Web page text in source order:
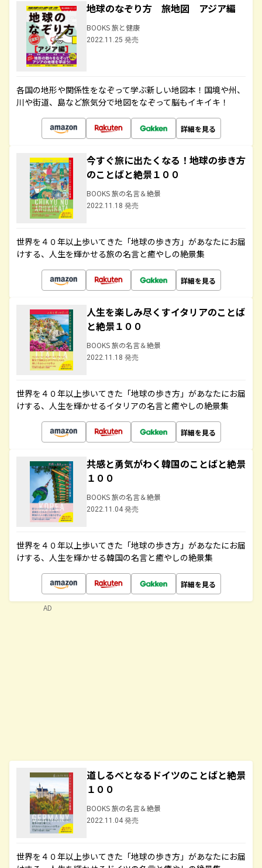
地球のなぞり方 旅地図 アジア編
BOOKS 旅と健康
2022.11.25 発売
各国の地形や関係性をなぞって学ぶ新しい地図本！国境や州、
川や街道、島など旅気分で地図をなぞって脳もイキイキ！
詳細を見る
今すぐ旅に出たくなる！地球の歩き方
のことばと絶景１００
BOOKS 旅の名言＆絶景
2022.11.18 発売
世界を４０年以上歩いてきた「地球の歩き方」があなたにお届
けする、人生を輝かせる旅の名言と癒やしの絶景集
詳細を見る
人生を楽しみ尽くすイタリアのことば
と絶景１００
BOOKS 旅の名言＆絶景
2022.11.18 発売
世界を４０年以上歩いてきた「地球の歩き方」があなたにお届
けする、人生を輝かせるイタリアの名言と癒やしの絶景集
詳細を見る
共感と勇気がわく韓国のことばと絶景
１００
BOOKS 旅の名言＆絶景
2022.11.04 発売
世界を４０年以上歩いてきた「地球の歩き方」があなたにお届
けする、人生を輝かせる韓国の名言と癒やしの絶景集
詳細を見る
道しるべとなるドイツのことばと絶景
１００
BOOKS 旅の名言＆絶景
2022.11.04 発売
世界を４０年以上歩いてきた「地球の歩き方」があなたにお届
AD